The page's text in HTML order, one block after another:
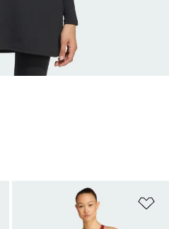
Zur Wunschliste hinzufügen